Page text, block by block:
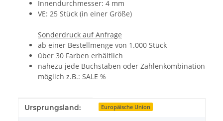
Innendurchmesser: 4 mm
VE: 25 Stück (in einer Größe)
Sonderdruck auf Anfrage
ab einer Bestellmenge von 1.000 Stück
über 30 Farben erhältlich
nahezu jede Buchstaben oder Zahlenkombination
möglich z.B.: SALE %
Produkteigenschaft
Wert
Ursprungsland: Europäische Union